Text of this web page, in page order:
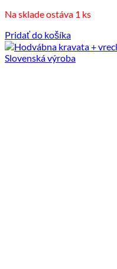
Na sklade ostáva 1 ks
Pridať do košíka